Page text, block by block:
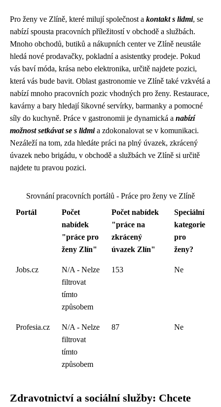
Pro ženy ve Zlíně, které milují společnost a kontakt s lidmi, se
nabízí spousta pracovních příležitostí v obchodě a službách.
Mnoho obchodů, butiků a nákupních center ve Zlíně neustále
hledá nové prodavačky, pokladní a asistentky prodeje. Pokud
vás baví móda, krása nebo elektronika, určitě najdete pozici,
která vás bude bavit. Oblast gastronomie ve Zlíně také vzkvétá a
nabízí mnoho pracovních pozic vhodných pro ženy. Restaurace,
kavárny a bary hledají šikovné servírky, barmanky a pomocné
síly do kuchyně. Práce v gastronomii je dynamická a nabízí
možnost setkávat se s lidmia zdokonalovat se v komunikaci.
Nezáleží na tom, zda hledáte práci na plný úvazek, zkrácený
úvazek nebo brigádu, v obchodě a službách ve Zlíně si určitě
najdete tu pravou pozici.
Srovnání pracovních portálů - Práce pro ženy ve Zlíně
Portál
Počet
nabídek
"práce pro
ženy Zlín"
Počet nabídek
"práce na
zkrácený
úvazek Zlín"
Speciální
kategorie
pro
ženy?
Jobs.cz
N/A - Nelze
filtrovat
tímto
způsobem
153 Ne
Profesia.cz
N/A - Nelze
filtrovat
tímto
způsobem
87 Ne
Zdravotnictví a sociální služby: Chcete